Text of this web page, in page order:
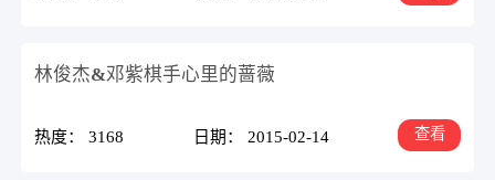
林俊杰&邓紫棋手心里的蔷薇
热度： 3168 日期： 2015-02-14 查看